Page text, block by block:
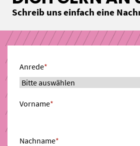
Schreib uns einfach eine
Anrede*
Vorname*
Nachname*